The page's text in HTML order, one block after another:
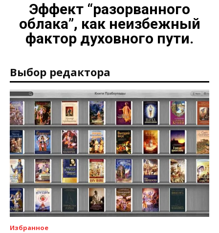
Эффект “разорванного
облака”, как неизбежный
фактор духовного пути.
Выбор редактора
Избранное